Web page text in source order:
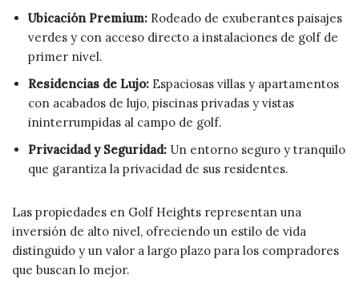
Ubicación Premium: Rodeado de exuberantes paisajes
verdes y con acceso directo a instalaciones de golf de
primer nivel.
Residencias de Lujo: Espaciosas villas y apartamentos
con acabados de lujo, piscinas privadas y vistas
ininterrumpidas al campo de golf.
Privacidad y Seguridad: Un entorno seguro y tranquilo
que garantiza la privacidad de sus residentes.
Las propiedades en Golf Heights representan una
inversión de alto nivel, ofreciendo un estilo de vida
distinguido y un valor a largo plazo para los compradores
que buscan lo mejor.